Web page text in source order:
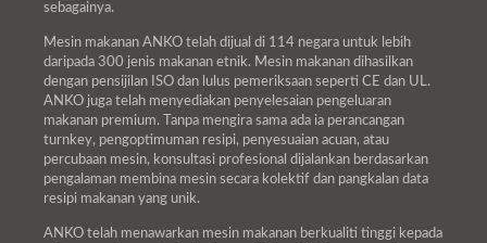
sebagainya.
Mesin makanan ANKO telah dijual di 114 negara untuk lebih
daripada 300 jenis makanan etnik. Mesin makanan dihasilkan
dengan pensijilan ISO dan lulus pemeriksaan seperti CE dan UL.
ANKO juga telah menyediakan penyelesaian pengeluaran
makanan premium. Tanpa mengira sama ada ia perancangan
turnkey, pengoptimuman resipi, penyesuaian acuan, atau
percubaan mesin, konsultasi profesional dijalankan berdasarkan
pengalaman membina mesin secara kolektif dan pangkalan data
resipi makanan yang unik.
ANKO telah menawarkan mesin makanan berkualiti tinggi kepada